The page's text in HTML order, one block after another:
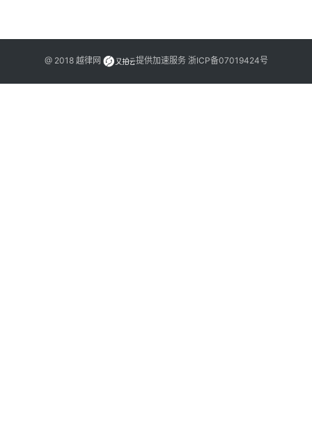
@ 2018 越律网 提供加速服务 浙ICP备07019424号